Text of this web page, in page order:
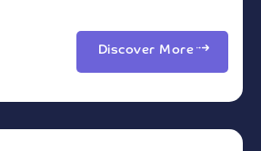
Discover More